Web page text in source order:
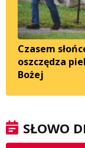
Czasem
oszczędza
Bożej
SŁOWO